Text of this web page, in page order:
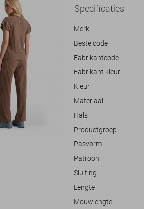
aan de achterkant
Met zijn regular fit en
ontspannen zomerse
aan jouw stijl aan.
voor een vrouwelijke
comfort biedt.
Specificaties
Merk
Bestelcode
Fabrikantcode
Fabrikant kleur
Kleur
Materiaal
Hals
Productgroep
Pasvorm
Patroon
Sluiting
Lengte
Mouwlengte